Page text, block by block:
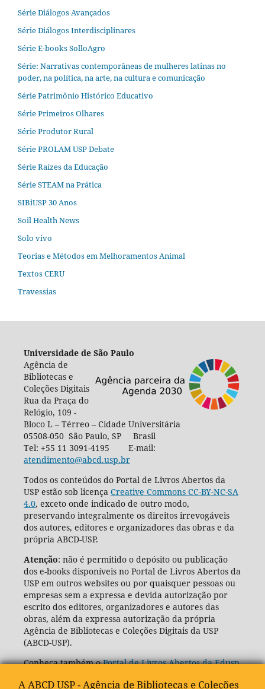
Série Diálogos Avançados
Série Diálogos Interdisciplinares
Série E-books SolloAgro
Série: Narrativas contemporâneas de mulheres latinas no
poder, na política, na arte, na cultura e comunicação
Série Patrimônio Histórico Educativo
Série Primeiros Olhares
Série Produtor Rural
Série PROLAM USP Debate
Série Raízes da Educação
Série STEAM na Prática
SIBiUSP 30 Anos
Soil Health News
Solo vivo
Teorias e Métodos em Melhoramentos Animal
Textos CERU
Travessias
Universidade de São Paulo
Agência de
Bibliotecas e
Coleções Digitais
Rua da Praça do
Relógio, 109 -
Bloco L – Térreo – Cidade Universitária
05508-050 São Paulo, SP Brasil
Tel: +55 11 3091-4195 E-mail:
atendimento@abcd.usp.br
Todos os conteúdos do Portal de Livros Abertos da
USP estão sob licença Creative Commons CC-BY-NC-SA
4.0, exceto onde indicado de outro modo,
preservando integralmente os direitos irrevogáveis
dos autores, editores e organizadores das obras e da
própria ABCD-USP.
Atenção: não é permitido o depósito ou publicação
dos e-books disponíveis no Portal de Livros Abertos da
USP em outros websites ou por quaisquer pessoas ou
empresas sem a expressa e devida autorização por
escrito dos editores, organizadores e autores das
obras, além da expressa autorização da própria
Agência de Bibliotecas e Coleções Digitais da USP
(ABCD-USP).
Conheça também oPortal de Livros Abertos da Edusp
A ABCD USP - Agência de Bibliotecas e Coleções